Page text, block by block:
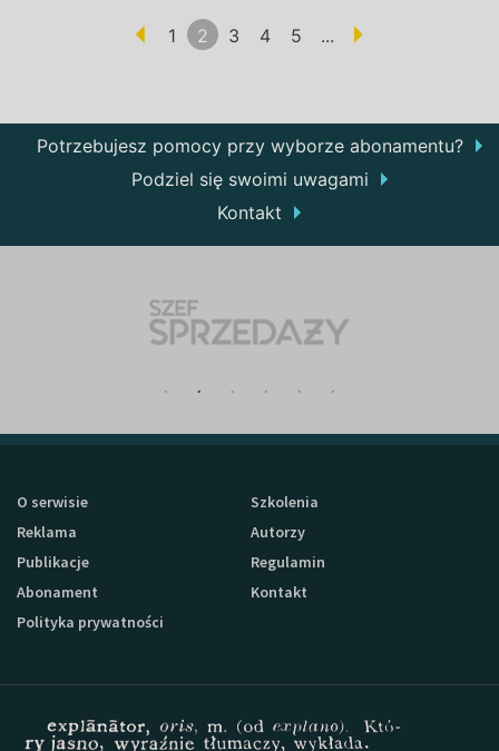
1 2 (aktualna)
3 4 5 ...
Potrzebujesz pomocy przy wyborze abonamentu?
Podziel się swoimi uwagami
Kontakt
O serwisie
Szkolenia
Reklama
Autorzy
Publikacje
Regulamin
Abonament
Kontakt
Polityka prywatności